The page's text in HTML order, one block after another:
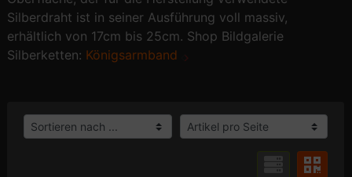
Silberdraht ist in seiner Ausführung voll massiv,
erhältlich von 17cm bis 25cm. Shop Bildgalerie
Silberketten: Königsarmband